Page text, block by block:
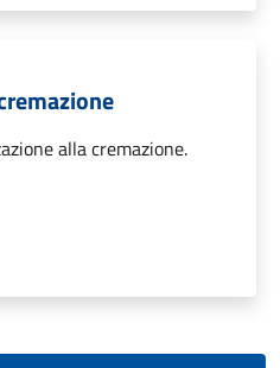
alla cremazione.